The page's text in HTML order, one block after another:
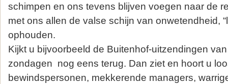
schimpen en ons tevens blijven voegen naar de
met ons allen de valse schijn van onwetendheid,
ophouden.
Kijkt u bijvoorbeeld de Buitenhof-uitzendingen
zondagen nog eens terug. Dan ziet en hoort u
bewindspersonen, mekkerende managers,